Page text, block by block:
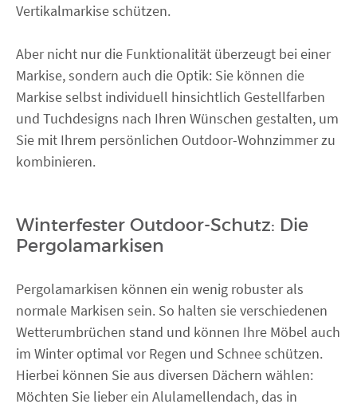
Vertikalmarkise schützen.
Aber nicht nur die Funktionalität überzeugt bei einer
Markise, sondern auch die Optik: Sie können die
Markise selbst individuell hinsichtlich Gestellfarben
und Tuchdesigns nach Ihren Wünschen gestalten, um
Sie mit Ihrem persönlichen Outdoor-Wohnzimmer zu
kombinieren.
Winterfester Outdoor-Schutz: Die
Pergolamarkisen
Pergolamarkisen können ein wenig robuster als
normale Markisen sein. So halten sie verschiedenen
Wetterumbrüchen stand und können Ihre Möbel auch
im Winter optimal vor Regen und Schnee schützen.
Hierbei können Sie aus diversen Dächern wählen:
Möchten Sie lieber ein Alulamellendach, das in